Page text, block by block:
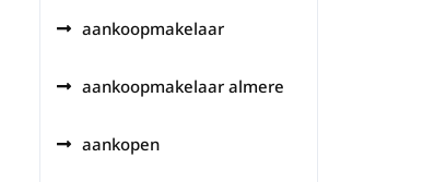
aankoopmakelaar
aankoopmakelaar almere
aankopen